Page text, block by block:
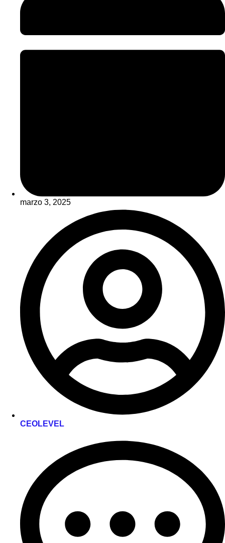
marzo 3, 2025
CEOLEVEL